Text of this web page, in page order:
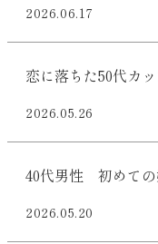
2026.06.17
恋に落ちた50代カ
2026.05.26
40代男性 初めての
2026.05.20